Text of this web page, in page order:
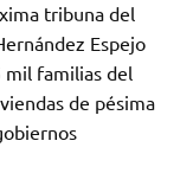
tribuna del
Espejo
mil familias del
de pésima